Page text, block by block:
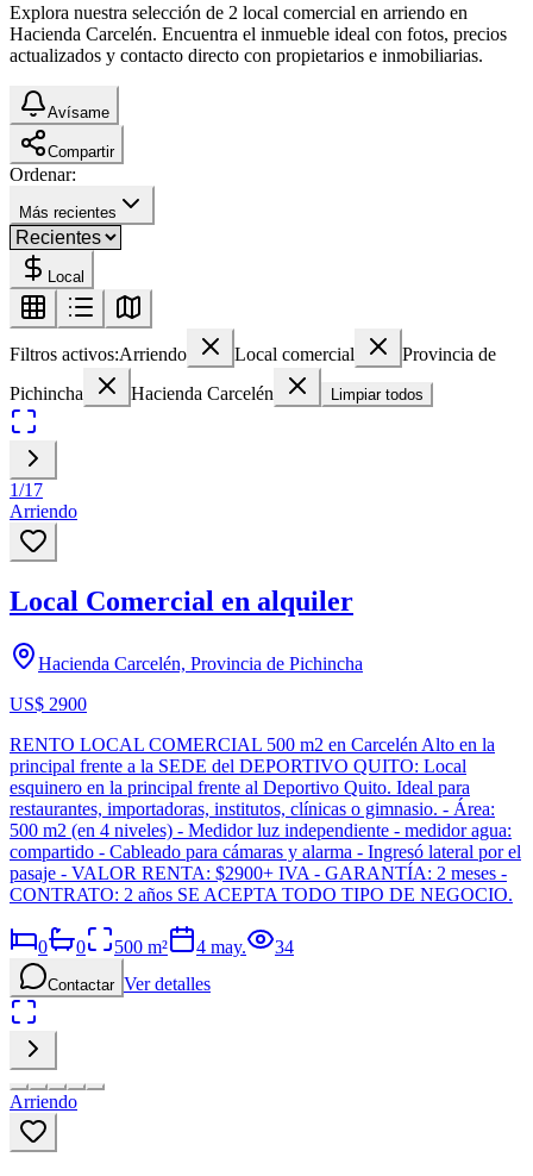
Explora nuestra selección de 2 local comercial en arriendo en
Hacienda Carcelén. Encuentra el inmueble ideal con fotos, precios
actualizados y contacto directo con propietarios e inmobiliarias.
Avísame
Compartir
Ordenar:
Más recientes
Local
Filtros activos:Arriendo Local comercial
Provincia de
Pichincha
Hacienda Carcelén Limpiar todos
1/17
Arriendo
Local Comercial en alquiler
Hacienda Carcelén, Provincia de Pichincha
US$ 2900
RENTO LOCAL COMERCIAL 500 m2 en Carcelén Alto en la
principal frente a la SEDE del DEPORTIVO QUITO: Local
esquinero en la principal frente al Deportivo Quito. Ideal para
restaurantes, importadoras, institutos, clínicas o gimnasio. - Área:
500 m2 (en 4 niveles) - Medidor luz independiente - medidor agua:
compartido - Cableado para cámaras y alarma - Ingresó lateral por el
pasaje - VALOR RENTA: $2900+ IVA - GARANTÍA: 2 meses -
CONTRATO: 2 años SE ACEPTA TODO TIPO DE NEGOCIO.
0 0 500 m² 4 may. 34
Contactar Ver detalles
Arriendo